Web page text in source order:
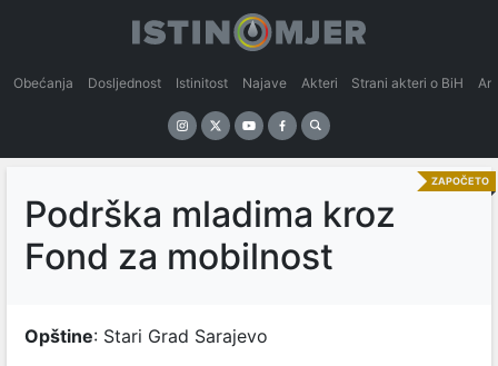
Obećanja Dosljednost Istinitost Najave Akteri Strani akteri o BiH
ZAPOČETO
Podrška mladima kroz
Fond za mobilnost
Opštine: Stari Grad Sarajevo